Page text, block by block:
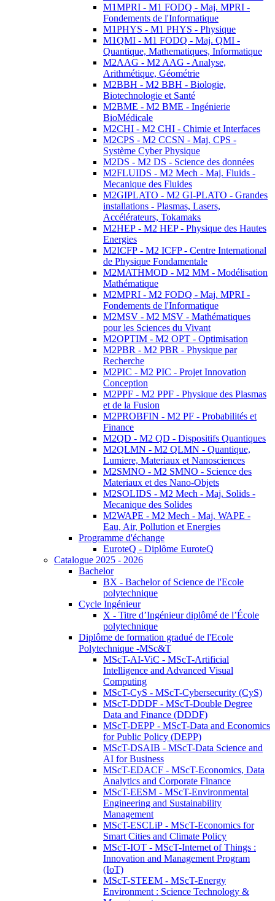
M1MPRI - M1 FODQ - Maj. MPRI -
Fondements de l'Informatique
M1PHYS - M1 PHYS - Physique
M1QMI - M1 FODQ - Maj. QMI -
Quantique, Mathematiques, Informatique
M2AAG - M2 AAG - Analyse,
Arithmétique, Géométrie
M2BBH - M2 BBH - Biologie,
Biotechnologie et Santé
M2BME - M2 BME - Ingénierie
BioMédicale
M2CHI - M2 CHI - Chimie et Interfaces
M2CPS - M2 CCSN - Maj. CPS -
Système Cyber Physique
M2DS - M2 DS - Science des données
M2FLUIDS - M2 Mech - Maj. Fluids -
Mecanique des Fluides
M2GIPLATO - M2 GI-PLATO - Grandes
installations - Plasmas, Lasers,
Accélérateurs, Tokamaks
M2HEP - M2 HEP - Physique des Hautes
Energies
M2ICFP - M2 ICFP - Centre International
de Physique Fondamentale
M2MATHMOD - M2 MM - Modélisation
Mathématique
M2MPRI - M2 FODQ - Maj. MPRI -
Fondements de l'Informatique
M2MSV - M2 MSV - Mathématiques
pour les Sciences du Vivant
M2OPTIM - M2 OPT - Optimisation
M2PBR - M2 PBR - Physique par
Recherche
M2PIC - M2 PIC - Projet Innovation
Conception
M2PPF - M2 PPF - Physique des Plasmas
et de la Fusion
M2PROBFIN - M2 PF - Probabilités et
Finance
M2QD - M2 QD - Dispositifs Quantiques
M2QLMN - M2 QLMN - Quantique,
Lumiere, Materiaux et Nanosciences
M2SMNO - M2 SMNO - Science des
Materiaux et des Nano-Objets
M2SOLIDS - M2 Mech - Maj. Solids -
Mecanique des Solides
M2WAPE - M2 Mech - Maj. WAPE -
Eau, Air, Pollution et Energies
Programme d'échange
EuroteQ - Diplôme EuroteQ
Catalogue 2025 - 2026
Bachelor
BX - Bachelor of Science de l'Ecole
polytechnique
Cycle Ingénieur
X - Titre d’Ingénieur diplômé de l’École
polytechnique
Diplôme de formation gradué de l'Ecole
Polytechnique -MSc&T
MScT-AI-ViC - MScT-Artificial
Intelligence and Advanced Visual
Computing
MScT-CyS - MScT-Cybersecurity (CyS)
MScT-DDDF - MScT-Double Degree
Data and Finance (DDDF)
MScT-DEPP - MScT-Data and Economics
for Public Policy (DEPP)
MScT-DSAIB - MScT-Data Science and
AI for Business
MScT-EDACF - MScT-Economics, Data
Analytics and Corporate Finance
MScT-EESM - MScT-Environmental
Engineering and Sustainability
Management
MScT-ESCLiP - MScT-Economics for
Smart Cities and Climate Policy
MScT-IOT - MScT-Internet of Things :
Innovation and Management Program
(IoT)
MScT-STEEM - MScT-Energy
Environment : Science Technology &